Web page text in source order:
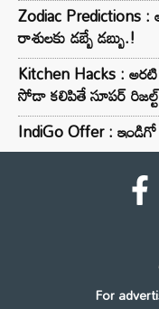
Zodiac Predictions
రాశులకు డబ్బే డబ్బు.!
Kitchen Hacks :
సోడా కలిపితే సూపర్
IndiGo Offer :
For